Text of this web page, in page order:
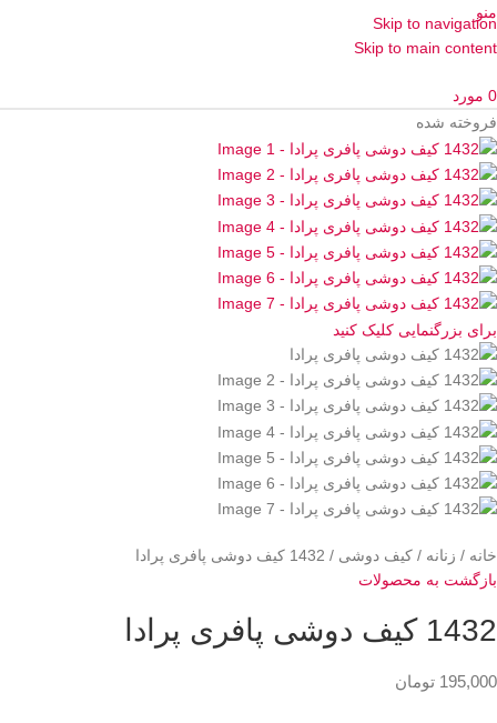
Skip to navigation
Skip to main content
منو
0 مورد
فروخته شده
برای بزرگنمایی کلیک کنید
خانه زنانه کیف دوشی
1432 کیف دوشی پافری پرادا
بازگشت به محصولات
1432 کیف دوشی پافری پرادا
195,000 تومان